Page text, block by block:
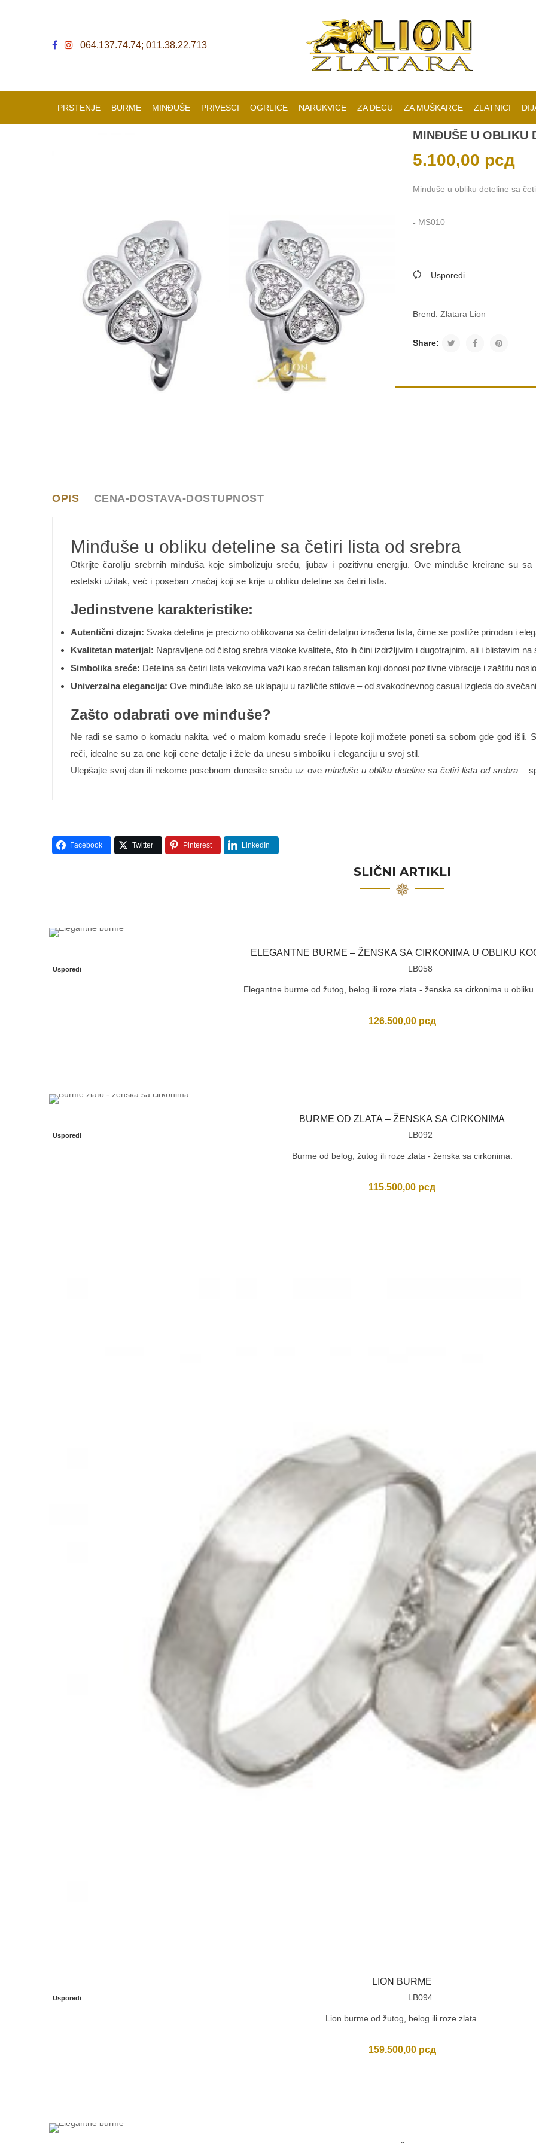
064.137.74.74; 011.38.22.713
PRSTENJE BURME MINĐUŠE PRIVESCI OGRLICE NARUKVICE ZA DECU ZA MUŠKARCE ZLATNICI
MINĐUŠE U OBLIKU
5.100,00 рсд
Minđuše u obliku deteline sa
- MS010
Usporedi
Brend:Zlatara Lion
Share:
OPIS CENA-DOSTAVA-DOSTUPNOST
Minđuše u obliku deteline sa četiri lista od srebra
Otkrijte čaroliju srebrnih minđuša koje simbolizuju sreću, ljubav i pozitivnu energiju. Ove minđuše kreirane su
estetski užitak, već i poseban značaj koji se krije u obliku deteline sa četiri lista.
Jedinstvene karakteristike:
Autentični dizajn: Svaka detelina je precizno oblikovana sa četiri detaljno izrađena lista, čime se postiže prirodan i
Kvalitetan materijal: Napravljene od čistog srebra visoke kvalitete, što ih čini izdržljivim i dugotrajnim, ali i blistavim na
Simbolika sreće: Detelina sa četiri lista vekovima važi kao srećan talisman koji donosi pozitivne vibracije i zaštitu
Univerzalna elegancija: Ove minđuše lako se uklapaju u različite stilove – od svakodnevnog casual izgleda do
Zašto odabrati ove minđuše?
Ne radi se samo o komadu nakita, već o malom komadu sreće i lepote koji možete poneti sa sobom gde god išli.
reči, idealne su za one koji cene detalje i žele da unesu simboliku i eleganciju u svoj stil.
Ulepšajte svoj dan ili nekome posebnom donesite sreću uz ove minđuše u obliku deteline sa četiri lista od srebra –
Facebook Twitter Pinterest LinkedIn
SLIČNI ARTIKLI
ELEGANTNE BURME – ŽENSKA SA CIRKONIMA U OBLIKU
Usporedi LB058
Elegantne burme od žutog, belog ili roze zlata - ženska sa cirkonima u obliku
126.500,00 рсд
BURME OD ZLATA – ŽENSKA SA CIRKONIMA
Usporedi LB092
Burme od belog, žutog ili roze zlata - ženska sa cirkonima.
115.500,00 рсд
LION BURME
Usporedi LB094
Lion burme od žutog, belog ili roze zlata.
159.500,00 рсд